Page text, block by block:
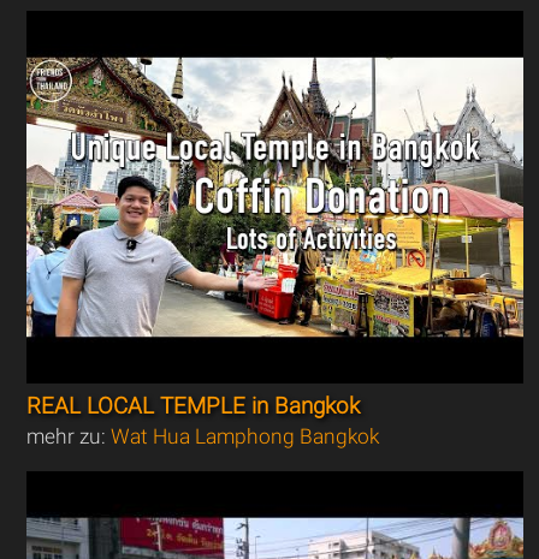
REAL LOCAL TEMPLE in Bangkok
mehr zu:Wat Hua Lamphong Bangkok